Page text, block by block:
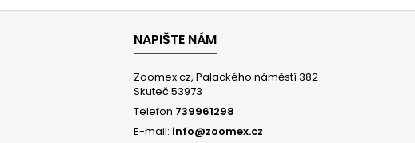
NAPIŠTE NÁM
Zoomex.cz, Palackého náměstí 382
Skuteč 53973
Telefon 739961298
E-mail: info@zoomex.cz